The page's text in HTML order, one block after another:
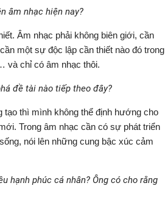
âm nhạc hiện nay?
Âm nhạc phải không biên giới, cần
một sự độc lập cần thiết nào đó trong
và chỉ có âm nhạc thôi.
đề tài nào tiếp theo đây?
tạo thì mình không thể định hướng cho
Trong âm nhạc cần có sự phát triển
nói lên những cung bậc xúc cảm
hạnh phúc cá nhân? Ông có cho rằng